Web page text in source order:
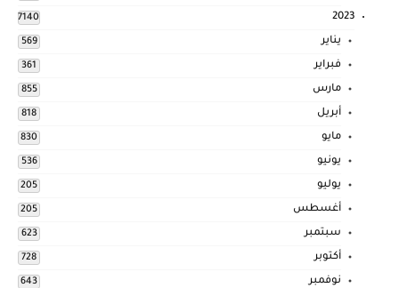
2023
7140
يناير 569
فبراير 361
مارس 855
أبريل 818
مايو 830
يونيو 536
يوليو 205
أغسطس 205
سبتمبر 623
أكتوبر 728
نوفمبر 643